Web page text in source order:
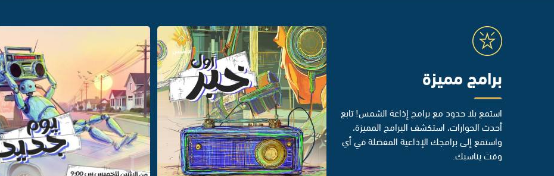
برامج مميزة
استمع بلا حدود مع برامج إذاعة الشمس! تابع
أحدث الحوارات، استكشف البرامج المميزة،
واستمع إلى برامجك الإذاعية المفضلة في أي
وقت يناسبك.